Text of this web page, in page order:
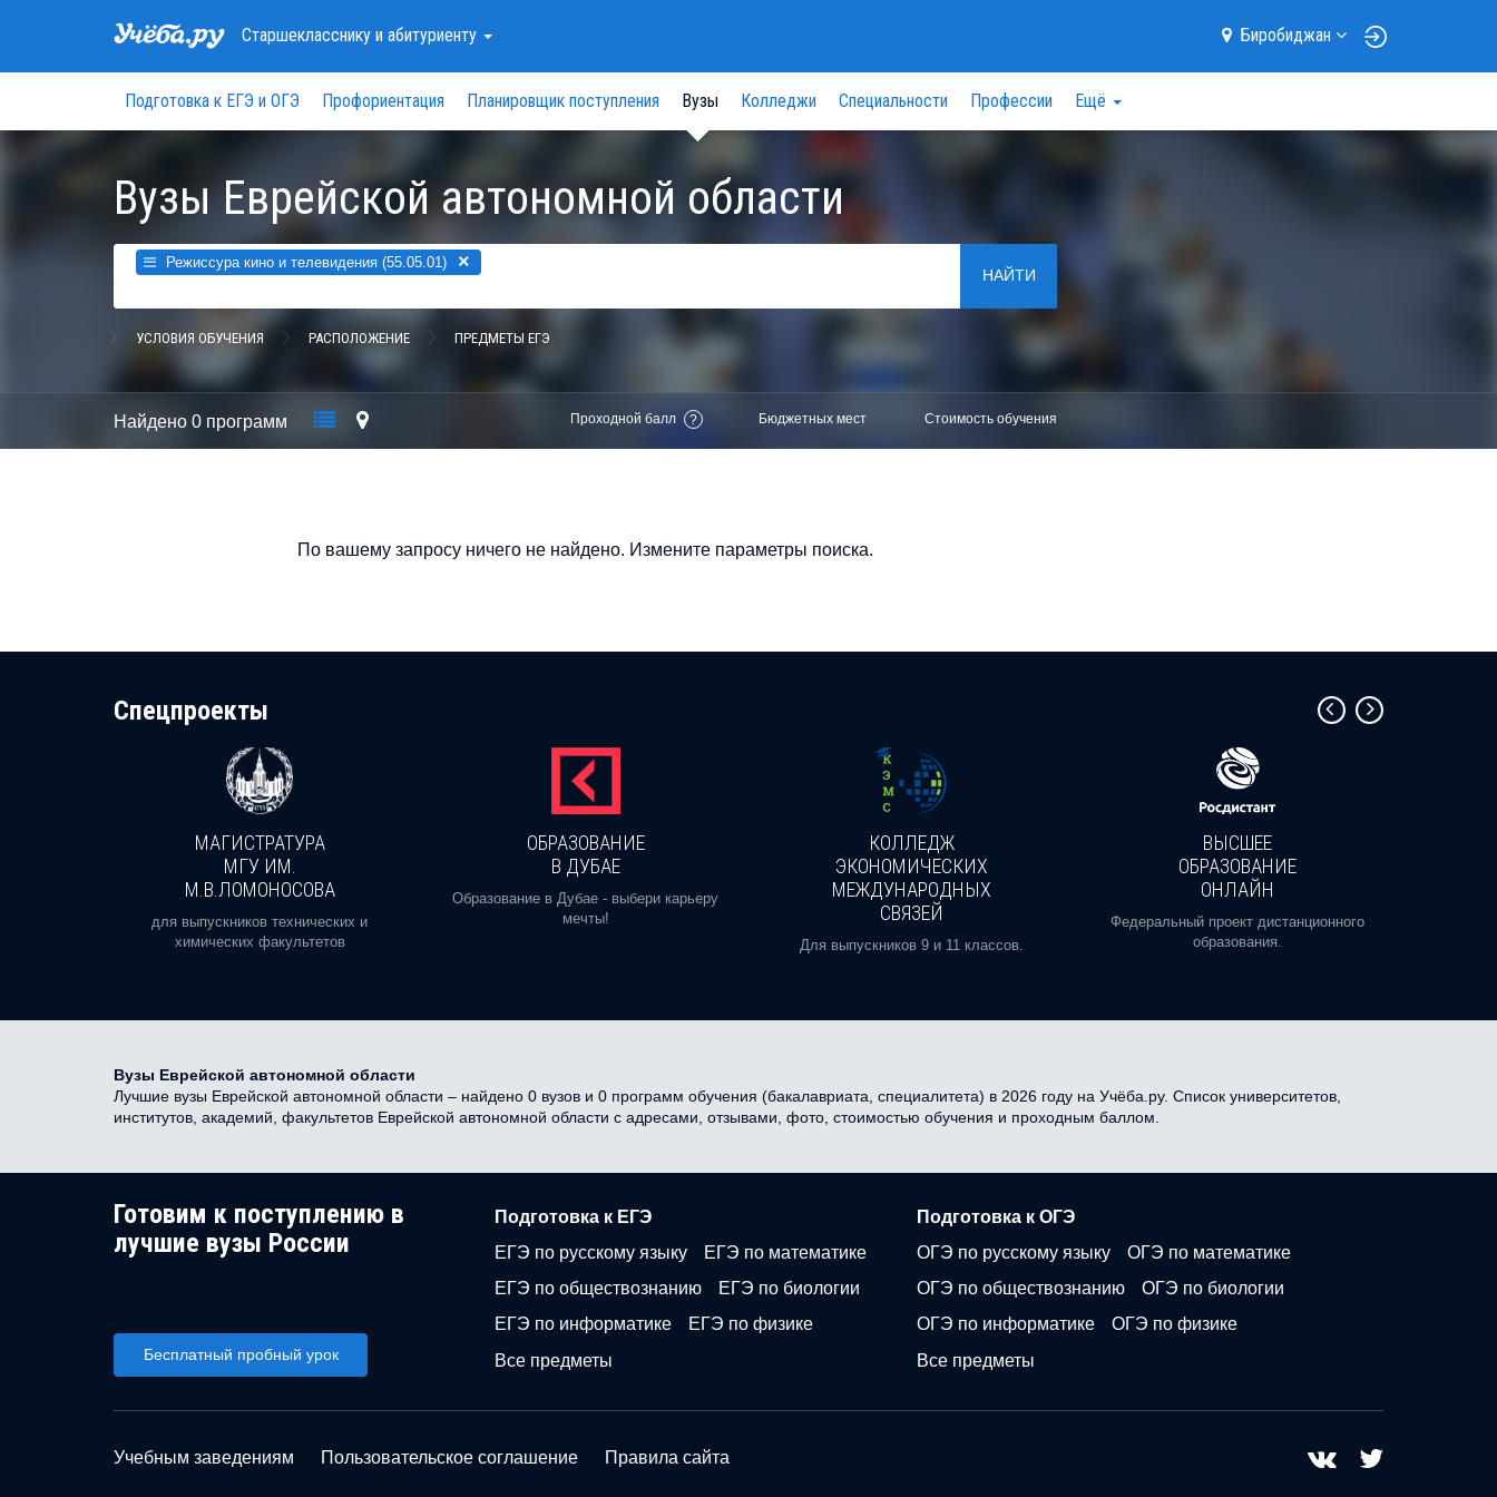
Старшеклассникуи абитуриенту Биробиджан
Подготовка к ЕГЭ и ОГЭ Профориентация Планировщик поступления Вузы Колледжи Специальности Профессии Ещё
Вузы Еврейской автономной области
Режиссура кино и телевидения (55.05.01) ×
НАЙТИ
УСЛОВИЯ ОБУЧЕНИЯ РАСПОЛОЖЕНИЕ ПРЕДМЕТЫ ЕГЭ
Найдено 0 программ Проходной балл ? Бюджетных мест Стоимость обучения
По вашему запросу ничего не найдено. Измените параметры поиска.
Cпецпроекты
МАГИСТРАТУРА
МГУ ИМ.
М.В.ЛОМОНОСОВА
для выпускников технических и
химических факультетов
ОБРАЗОВАНИЕ
В ДУБАЕ
Образование в Дубае - выбери карьеру
мечты!
КОЛЛЕДЖ
ЭКОНОМИЧЕСКИХ
МЕЖДУНАРОДНЫХ
СВЯЗЕЙ
Для выпускников 9 и 11 классов.
ВЫСШЕЕ
ОБРАЗОВАНИЕ
ОНЛАЙН
Федеральный проект дистанционного
образования.
Вузы Еврейской автономной области
Лучшие вузы Еврейской автономной области – найдено 0 вузов и 0 программ обучения (бакалавриата, специалитета) в 2026 году на Учёба.ру. Список университетов,
институтов, академий, факультетов Еврейской автономной области с адресами, отзывами, фото, стоимостью обучения и проходным баллом.
Готовим к поступлению в
лучшие вузы России
Бесплатный пробный урок
Подготовка к ЕГЭ
ЕГЭ по русскому языку
ЕГЭ по математике
ЕГЭ по обществознанию
ЕГЭ по биологии
ЕГЭ по информатике
ЕГЭ по физике
Все предметы
Подготовка к ОГЭ
ОГЭ по русскому языку
ОГЭ по математике
ОГЭ по обществознанию
ОГЭ по биологии
ОГЭ по информатике
ОГЭ по физике
Все предметы
Учебным заведениям Пользовательское соглашение Правила сайта